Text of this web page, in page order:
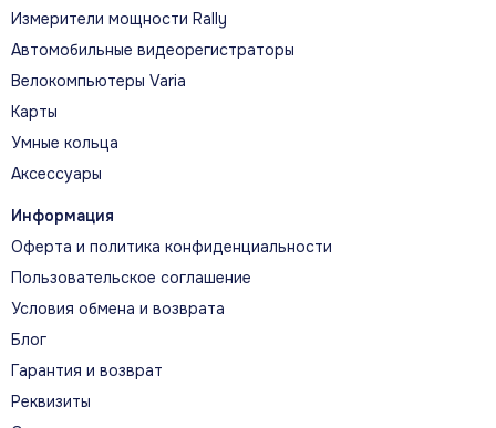
Что помогает прогрессировать
интенсивность прямо во время тренировки.
ЕЖЕДНЕВНЫЕ РЕКОМЕНДАЦИИ ПО
Измерители мощности Rally
Автомобильные видеорегистраторы
Велокомпьютеры Varia
Карты
Умные кольца
Аксессуары
Информация
Оферта и политика конфиденциальности
Пользовательское соглашение
Условия обмена и возврата
Блог
Гарантия и возврат
Реквизиты